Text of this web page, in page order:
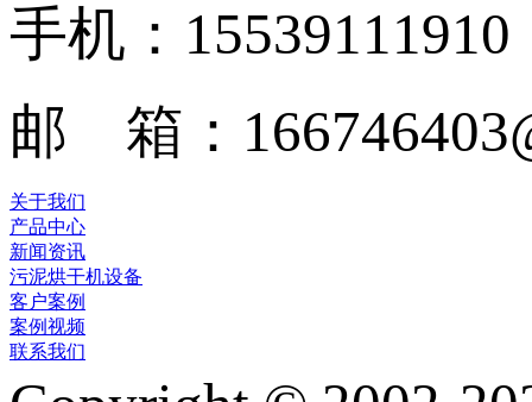
手机：15539111910
邮 箱：
关于我们
产品中心
新闻资讯
污泥烘干机设备
客户案例
案例视频
联系我们